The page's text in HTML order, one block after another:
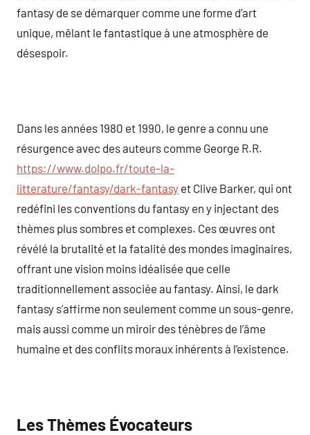
fantasy de se démarquer comme une forme d’art
unique, mêlant le fantastique à une atmosphère de
désespoir.
Dans les années 1980 et 1990, le genre a connu une
résurgence avec des auteurs comme George R.R.
https://www.dolpo.fr/toute-la-
litterature/fantasy/dark-fantasy et Clive Barker, qui ont
redéfini les conventions du fantasy en y injectant des
thèmes plus sombres et complexes. Ces œuvres ont
révélé la brutalité et la fatalité des mondes imaginaires,
offrant une vision moins idéalisée que celle
traditionnellement associée au fantasy. Ainsi, le dark
fantasy s’affirme non seulement comme un sous-genre,
mais aussi comme un miroir des ténèbres de l’âme
humaine et des conflits moraux inhérents à l’existence.
Les Thèmes Évocateurs